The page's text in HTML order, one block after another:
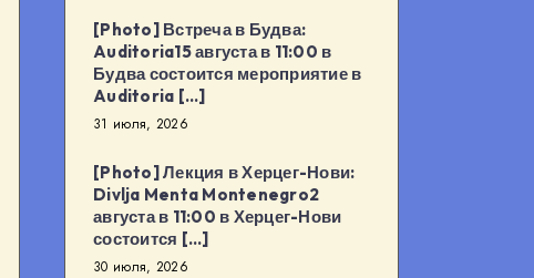
[Photo] Встреча в Будва:
Auditoria15 августа в 11:00 в
Будва состоится мероприятие в
Auditoria […]
31 июля, 2026
[Photo] Лекция в Херцег-Нови:
Divlja Menta Montenegro2
августа в 11:00 в Херцег-Нови
состоится […]
30 июля, 2026